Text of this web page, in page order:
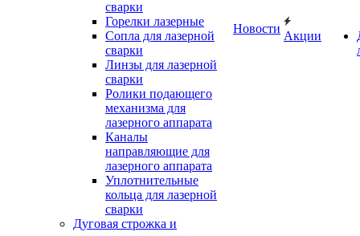
сварки
Горелки лазерные
Сопла для лазерной
сварки
Линзы для лазерной
сварки
Ролики подающего
механизма для
лазерного аппарата
Каналы
направляющие для
лазерного аппарата
Уплотнительные
кольца для лазерной
сварки
Дуговая строжка и
Новости
Акции